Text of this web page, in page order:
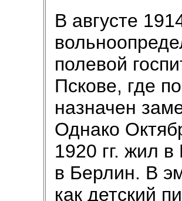
В августе
полевой
Пскове, где
назначен
Однако
1920 гг. жил
в Берлин. В
как детский